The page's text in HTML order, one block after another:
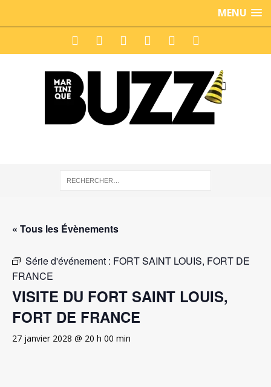
MENU
« Tous les Évènements
Série d'événement : FORT SAINT LOUIS, FORT DE
FRANCE
VISITE DU FORT SAINT LOUIS,
FORT DE FRANCE
27 janvier 2028 @ 20 h 00 min